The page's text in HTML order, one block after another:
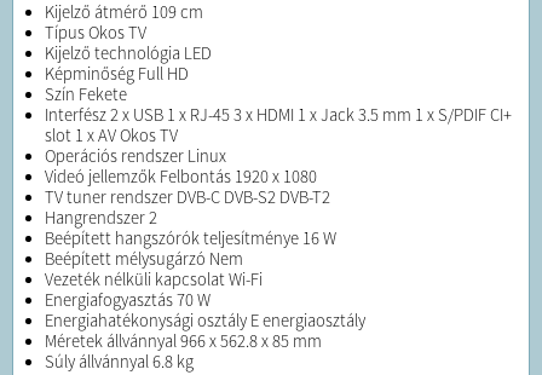
Kijelző átmérő 109 cm
Típus Okos TV
Kijelző technológia LED
Képminőség Full HD
Szín Fekete
Interfész 2 x USB 1 x RJ-45 3 x HDMI 1 x Jack 3.5 mm 1 x S/PDIF CI+
slot 1 x AV Okos TV
Operációs rendszer Linux
Videó jellemzők Felbontás 1920 x 1080
TV tuner rendszer DVB-C DVB-S2 DVB-T2
Hangrendszer 2
Beépített hangszórók teljesítménye 16 W
Beépített mélysugárzó Nem
Vezeték nélküli kapcsolat Wi-Fi
Energiafogyasztás 70 W
Energiahatékonysági osztály E energiaosztály
Méretek állvánnyal 966 x 562.8 x 85 mm
Súly állvánnyal 6.8 kg